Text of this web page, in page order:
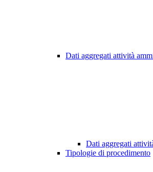
Dati aggregati attività
Dati aggregati
Tipologie di procedimento